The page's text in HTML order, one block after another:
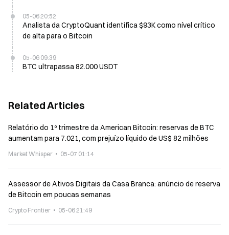
05-06 20:52
Analista da CryptoQuant identifica $93K como nível crítico
de alta para o Bitcoin
05-06 09:39
BTC ultrapassa 82.000 USDT
Related Articles
Relatório do 1º trimestre da American Bitcoin: reservas de BTC
aumentam para 7.021, com prejuízo líquido de US$ 82 milhões
Market Whisper 05-07 01:14
Assessor de Ativos Digitais da Casa Branca: anúncio de reserva
de Bitcoin em poucas semanas
Crypto Frontier 05-06 21:49